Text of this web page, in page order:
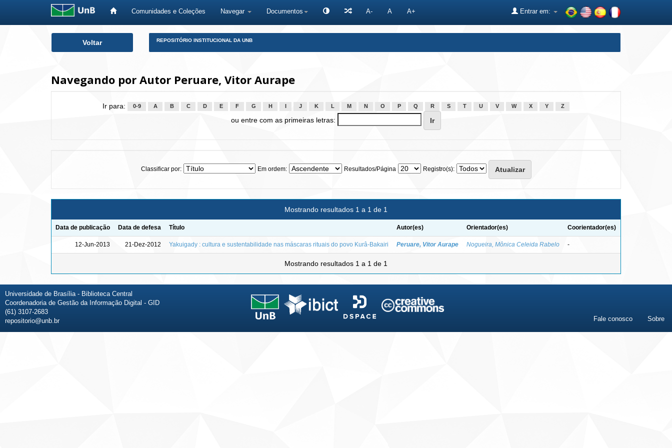
Comunidades e Coleções Navegar Documentos A- A A+ Entrar em:
Voltar REPOSITÓRIO INSTITUCIONAL DA UNB
Navegando por Autor Peruare, Vitor Aurape
Ir para: 0-9 A B C D E F G H J K L M N O P Q R S T U V W X Y Z
ou entre com as primeiras letras:
Classificar por: Em ordem: Resultados/Página Registro(s):
Mostrando resultados 1 a 1 de 1
Data de publicação Data de defesa Título Autor(es) Orientador(es) Coorientador(es)
12-Jun-2013 21-Dez-2012 Yakuigady : cultura e sustentabilidade nas máscaras rituais do povo Kurâ-Bakairi Peruare, Vitor Aurape Nogueira, Mônica Celeida Rabelo -
Mostrando resultados 1 a 1 de 1
Universidade de Brasília - Biblioteca Central
Coordenadoria de Gestão da Informação Digital - GID
(61) 3107-2683
repositorio@unb.br
Fale conosco Sobre